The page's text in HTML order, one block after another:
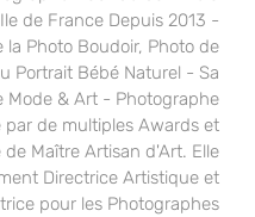
de France Depuis 2013 -
la Photo Boudoir, Photo de
Portrait Bébé Naturel - Sa
Mode & Art - Photographe
par de multiples Awards et
Maître Artisan d'Art. Elle
Directrice Artistique et
pour les Photographes